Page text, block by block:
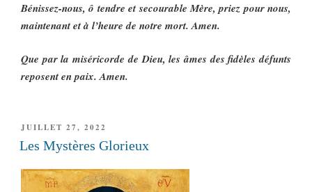
Bénissez-nous, ô tendre et secourable Mère, priez pour nous,
maintenant et à l’heure de notre mort. Amen.
Que par la miséricorde de Dieu, les âmes des fidèles défunts
reposent en paix. Amen.
PUBLIÉ
LE
JUILLET 27, 2022
Les Mystères Glorieux